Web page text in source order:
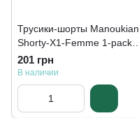
Трусики-шорты Manoukian
Shorty-X1-Femme 1-pack
blue — 19890192-5
201 грн
В наличии